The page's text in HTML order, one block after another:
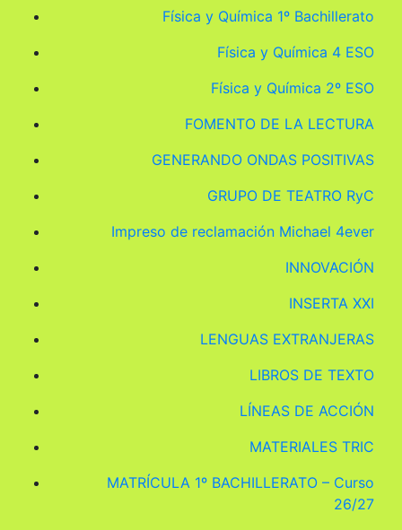
Física y Química 1º Bachillerato
Física y Química 4 ESO
Física y Química 2º ESO
FOMENTO DE LA LECTURA
GENERANDO ONDAS POSITIVAS
GRUPO DE TEATRO RyC
Impreso de reclamación Michael 4ever
INNOVACIÓN
INSERTA XXI
LENGUAS EXTRANJERAS
LIBROS DE TEXTO
LÍNEAS DE ACCIÓN
MATERIALES TRIC
MATRÍCULA 1º BACHILLERATO – Curso
26/27